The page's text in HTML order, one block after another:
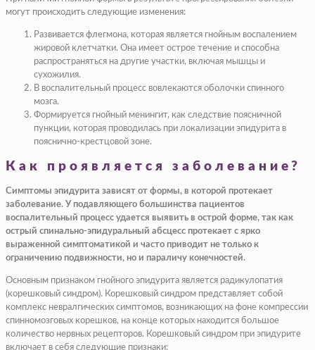
могут происходить следующие изменения:
Развивается флегмона, которая является гнойным воспалением
жировой клетчатки. Она имеет острое течение и способна
распространяться на другие участки, включая мышцы и
сухожилия.
В воспалительный процесс вовлекаются оболочки спинного
мозга.
Формируется гнойный менингит, как следствие поясничной
пункции, которая проводилась при локализации эпидурита в
пояснично-крестцовой зоне.
Как проявляется заболевание?
Симптомы эпидурита зависят от формы, в которой протекает
заболевание. У подавляющего большинства пациентов
воспалительный процесс удается выявить в острой форме, так как
острый спинально-эпидуральный абсцесс протекает с ярко
выраженной симптоматикой и часто приводит не только к
ограничению подвижности, но и параличу конечностей.
Основным признаком гнойного эпидурита является радикулопатия
(корешковый синдром). Корешковый синдром представляет собой
комплекс невралгических симптомов, возникающих на фоне компрессии
спинномозговых корешков, на конце которых находится большое
количество нервных рецепторов. Корешковый синдром при эпидурите
включает в себя следующие признаки: